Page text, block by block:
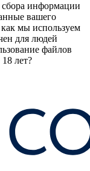
информации
вашего
мы используем
для людей
файлов
лет?